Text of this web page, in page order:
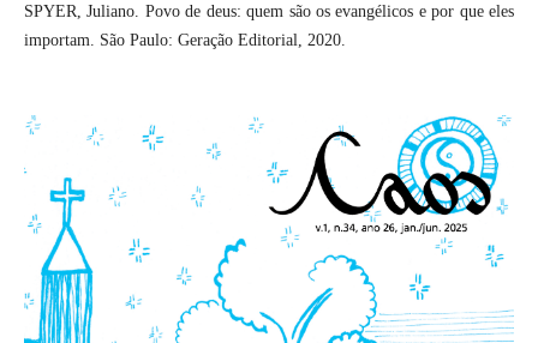
SPYER, Juliano. Povo de deus: quem são os evangélicos e por que eles
importam. São Paulo: Geração Editorial, 2020.